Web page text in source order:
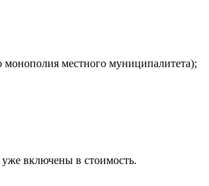
монополия местного муниципалитета);
включены в стоимость.